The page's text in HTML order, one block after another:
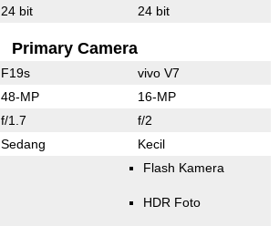
24 bit 24 bit
Primary Camera
F19s vivo V7
48-MP 16-MP
f/1.7 f/2
Sedang Kecil
Flash Kamera
HDR Foto